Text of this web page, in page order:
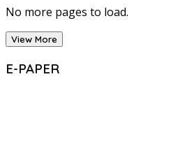
No more pages to load.
View More
E-PAPER